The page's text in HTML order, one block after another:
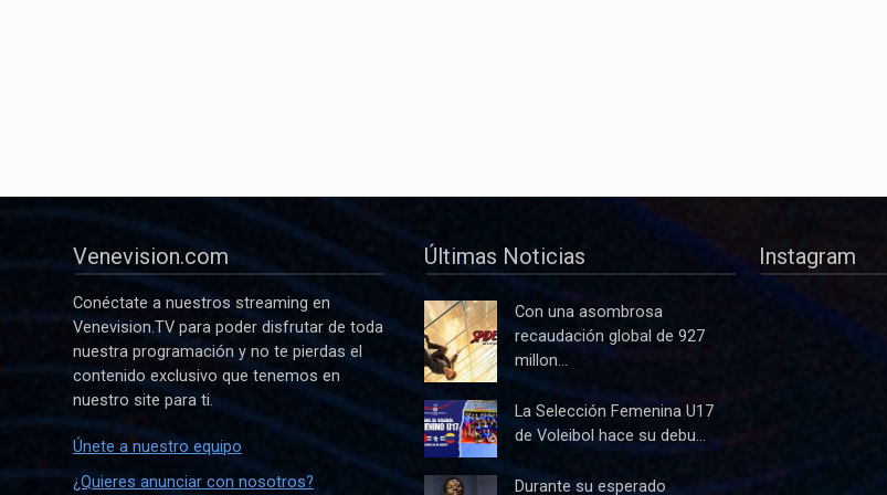
Venevision.com
Conéctate a nuestros streaming en
Venevision.TV para poder disfrutar de toda
nuestra programación y no te pierdas el
contenido exclusivo que tenemos en
nuestro site para ti.
Únete a nuestro equipo
¿Quieres anunciar con nosotros?
Últimas Noticias
Con una asombrosa
recaudación global de 927
millon...
La Selección Femenina U17
de Voleibol hace su debu...
Durante su esperado
Instagram